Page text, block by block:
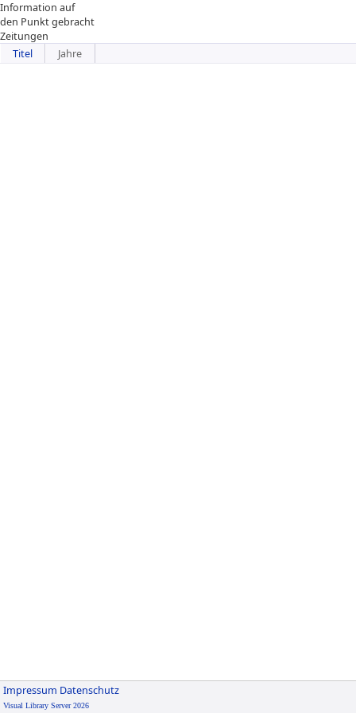
Information auf
den Punkt gebracht
Zeitungen
Titel
Jahre
Impressum Datenschutz
Visual Library Server 2026